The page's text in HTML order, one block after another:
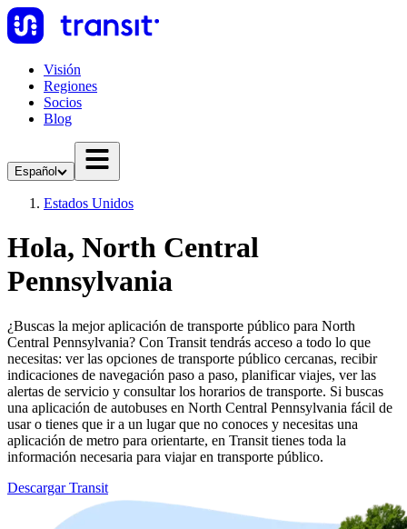
Visión
Regiones
Socios
Blog
Español
Estados Unidos
Hola, North Central
Pennsylvania
¿Buscas la mejor aplicación de transporte público para North
Central Pennsylvania? Con Transit tendrás acceso a todo lo que
necesitas: ver las opciones de transporte público cercanas, recibir
indicaciones de navegación paso a paso, planificar viajes, ver las
alertas de servicio y consultar los horarios de transporte. Si buscas
una aplicación de autobuses en North Central Pennsylvania fácil de
usar o tienes que ir a un lugar que no conoces y necesitas una
aplicación de metro para orientarte, en Transit tienes toda la
información necesaria para viajar en transporte público.
Descargar Transit